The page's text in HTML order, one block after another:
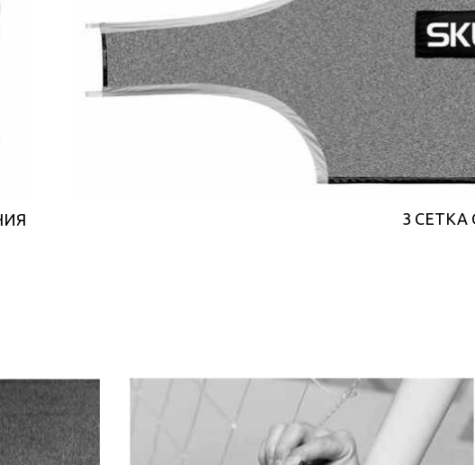
2 Присоедините изделие при помощи клипс
на уровне середины стойки ворот.
Примечание: Вы можете отрегулировать
высоту в конце монтажа.
3